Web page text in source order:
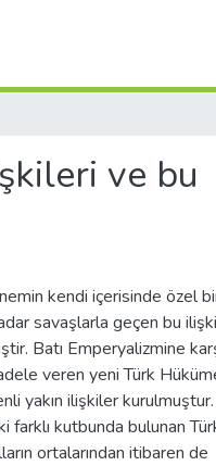
ve bu
kendi içerisinde özel
savaşlarla geçen bu
Batı Emperyalizmine
veren yeni Türk
yakın ilişkiler kurulmuştur.
farklı kutbunda bulunan
ortalarından itibaren de